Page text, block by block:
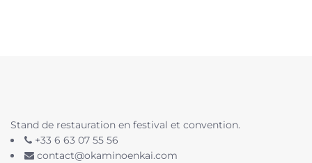
Stand de restauration en festival et convention.
+33 6 63 07 55 56
contact@okaminoenkai.com